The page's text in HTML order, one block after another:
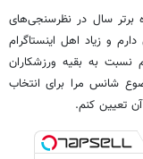
برتر سال در نظرسنجی‌های
و زیاد اهل اینستاگرام
نسبت به بقیه ورزشکاران
شانس مرا برای انتخاب
تعیین کنم.